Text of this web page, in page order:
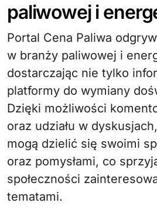
paliwowej i
Portal Cena Paliwa
w branży paliwowej i
dostarczając nie tylko
platformy do wymiany
Dzięki możliwości
oraz udziału w
mogą dzielić się swoimi
oraz pomysłami, co
społeczności
tematami.